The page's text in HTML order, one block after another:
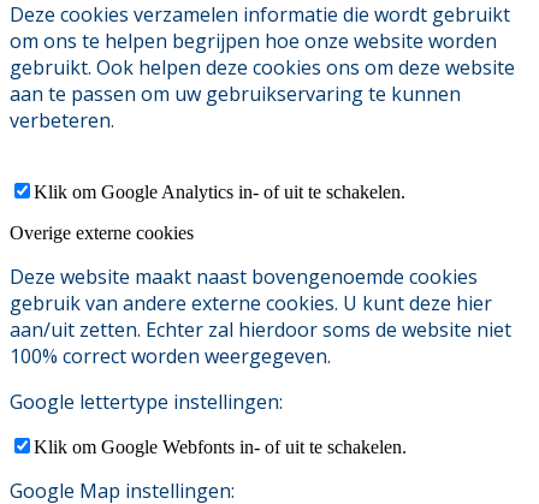
Deze cookies verzamelen informatie die wordt gebruikt
om ons te helpen begrijpen hoe onze website worden
gebruikt. Ook helpen deze cookies ons om deze website
aan te passen om uw gebruikservaring te kunnen
verbeteren.
Klik om Google Analytics in- of uit te schakelen.
Overige externe cookies
Deze website maakt naast bovengenoemde cookies
gebruik van andere externe cookies. U kunt deze hier
aan/uit zetten. Echter zal hierdoor soms de website niet
100% correct worden weergegeven.
Google lettertype instellingen:
Klik om Google Webfonts in- of uit te schakelen.
Google Map instellingen: